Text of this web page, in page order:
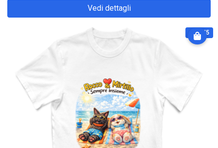
Vedi dettagli
€ 28.75